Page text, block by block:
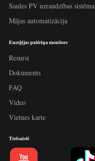
Saules PV uzraudzības sistēma
Mājas automatizācija
Enerģijas patēriņa monitors
Resursi
Dokuments
FAQ
Video
Vietnes karte
Tiešsaistē